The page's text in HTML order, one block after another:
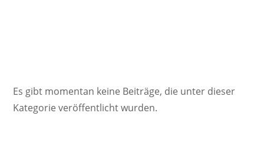
Es gibt momentan keine Beiträge, die unter dieser
Kategorie veröffentlicht wurden.